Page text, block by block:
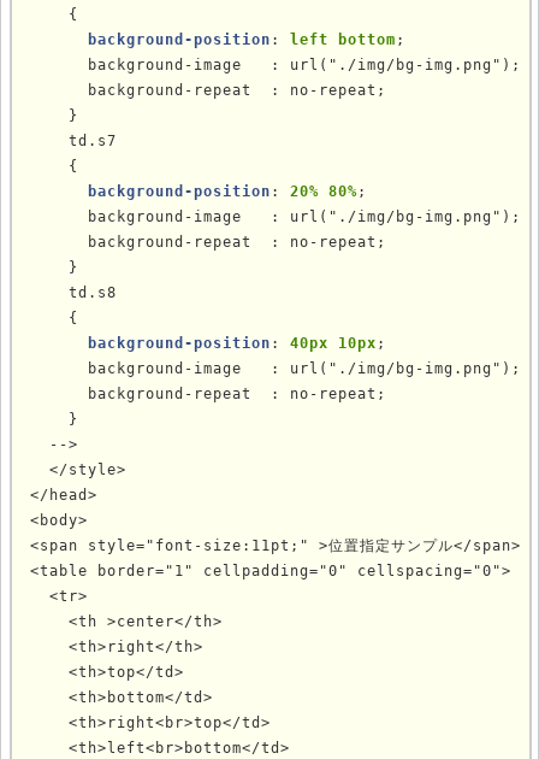
    {
background-position : left bottom ;
      background-image   : url("./img/bg-img.png");
      background-repeat  : no-repeat;
    }
td.s7
    {
background-position : 20% 80% ;
      background-image   : url("./img/bg-img.png");
      background-repeat  : no-repeat;
    }
td.s8
    {
background-position : 40px 10px ;
      background-image   : url("./img/bg-img.png");
      background-repeat  : no-repeat;
    }
  -->
</style>
</head>
<body>
<span style="font-size:11pt;" >位置指定サンプル</span>
<table border="1" cellpadding="0" cellspacing="0">
  <tr>
    <th >center</th>
    <th>right</th>
    <th>top</td>
    <th>bottom</td>
    <th>right<br>top</td>
    <th>left<br>bottom</td>